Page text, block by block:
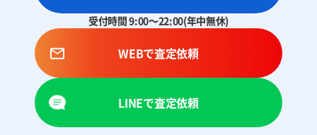
受付時間 9:00～22:00(年中無休)
WEBで査定依頼
LINEで査定依頼